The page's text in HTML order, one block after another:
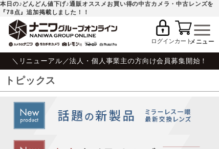
本日の♪どんどん値下げ♪通販オススメお買い得の中古カメラ・中古レンズを
『78点』追加掲載しました！！
ログインカート
＼リニューアル／法人・個人事業主の方向け会員募集開始！
トピックス